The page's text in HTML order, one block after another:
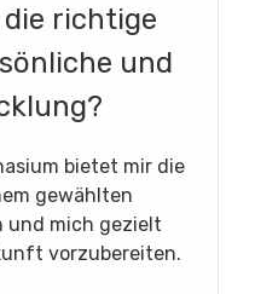
richtige
und
bietet mir die
gewählten
und mich gezielt
vorzubereiten.